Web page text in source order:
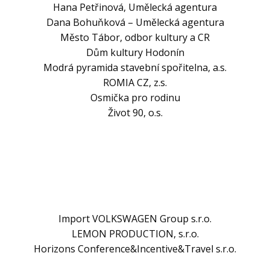
Hana Petřinová, Umělecká agentura
Dana Bohuňková – Umělecká agentura
Město Tábor, odbor kultury a CR
Dům kultury Hodonín
Modrá pyramida stavební spořitelna, a.s.
ROMIA CZ, z.s.
Osmička pro rodinu
Život 90, o.s.
Import VOLKSWAGEN Group s.r.o.
LEMON PRODUCTION, s.r.o.
Horizons Conference&Incentive&Travel s.r.o.